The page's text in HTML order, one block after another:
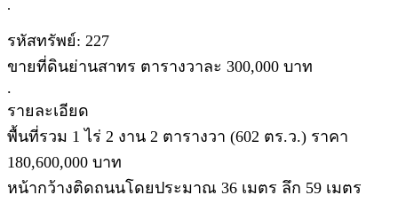
.
รหัสทรัพย์: 227
ขายที่ดินย่านสาทร ตารางวาละ 300,000 บาท
.
รายละเอียด
พื้นที่รวม 1 ไร่ 2 งาน 2 ตารางวา (602 ตร.ว.) ราคา
180,600,000 บาท
หน้ากว้างติดถนนโดยประมาณ 36 เมตร ลึก 59 เมตร